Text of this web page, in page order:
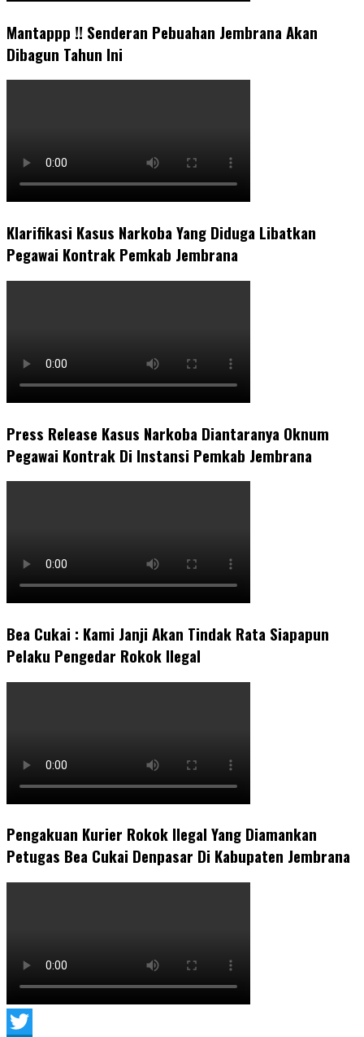
Mantappp !! Senderan Pebuahan Jembrana Akan
Dibagun Tahun Ini
Klarifikasi Kasus Narkoba Yang Diduga Libatkan
Pegawai Kontrak Pemkab Jembrana
Press Release Kasus Narkoba Diantaranya Oknum
Pegawai Kontrak Di Instansi Pemkab Jembrana
Bea Cukai : Kami Janji Akan Tindak Rata Siapapun
Pelaku Pengedar Rokok Ilegal
Pengakuan Kurier Rokok Ilegal Yang Diamankan
Petugas Bea Cukai Denpasar Di Kabupaten Jembrana